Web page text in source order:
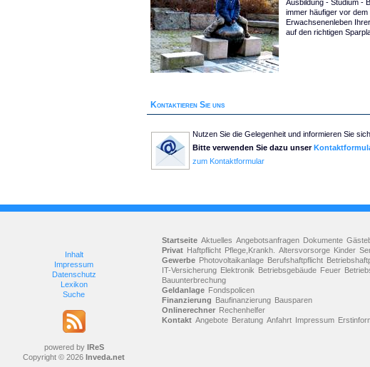
Ausbildung - Studium -
immer häufiger vor dem
Erwachsenenleben
auf den richtigen
Kontaktieren Sie uns
Nutzen Sie die Gelegenheit und informieren Sie
Bitte verwenden Sie dazu unser
zum Kontaktformular
Inhalt
Impressum
Datenschutz
Lexikon
Suche
powered by IReS
Copyright © 2026 Inveda.net
Startseite Aktuelles Angebotsanfragen Dokumente
Privat Haftpflicht Pflege,Krankh. Altersvorsorge Kinder
Gewerbe Photovoltaikanlage Berufshaftpflicht
IT-Versicherung Elektronik Betriebsgebäude Feuer
Bauunterbrechung
Geldanlage Fondspolicen
Finanzierung Baufinanzierung Bausparen
Onlinerechner Rechenhelfer
Kontakt Angebote Beratung Anfahrt Impressum